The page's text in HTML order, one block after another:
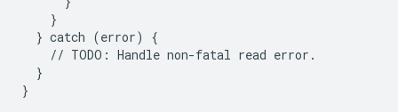
}
} catch (error)
{
// TODO : Handle non-fatal read error .
}
}